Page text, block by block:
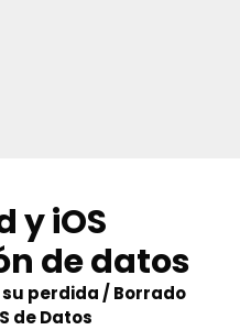
y iOS
de datos
perdida / Borrado
de Datos